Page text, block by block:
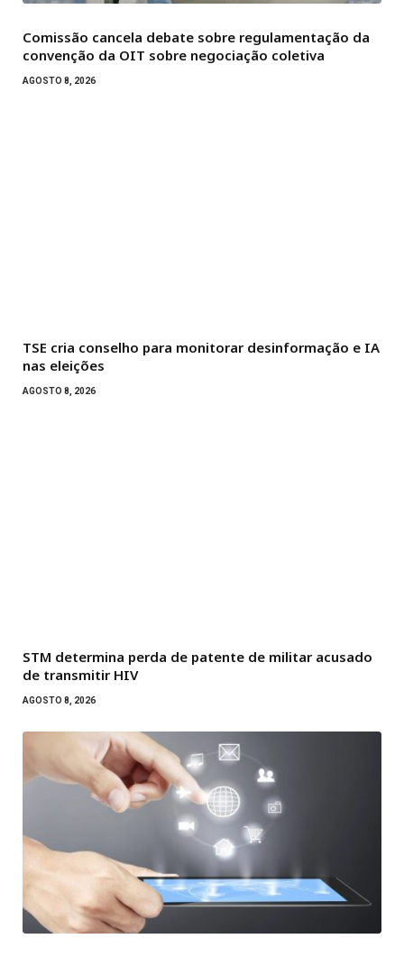
Comissão cancela debate sobre regulamentação da
convenção da OIT sobre negociação coletiva
AGOSTO 8, 2026
TSE cria conselho para monitorar desinformação e IA
nas eleições
AGOSTO 8, 2026
STM determina perda de patente de militar acusado
de transmitir HIV
AGOSTO 8, 2026